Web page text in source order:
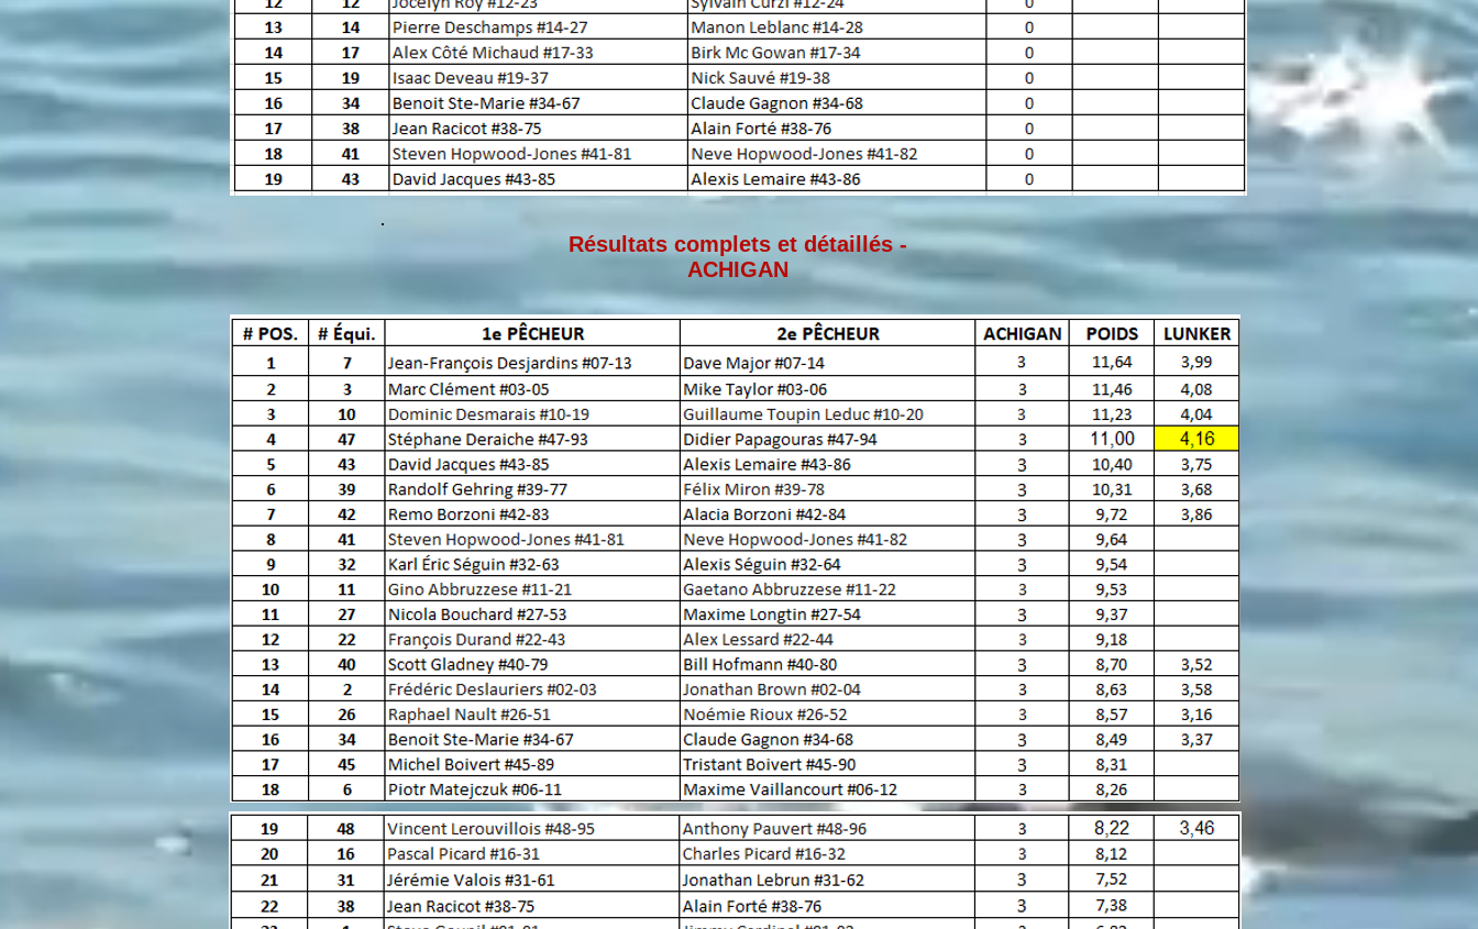
Résultats complets et détaillés -
ACHIGAN